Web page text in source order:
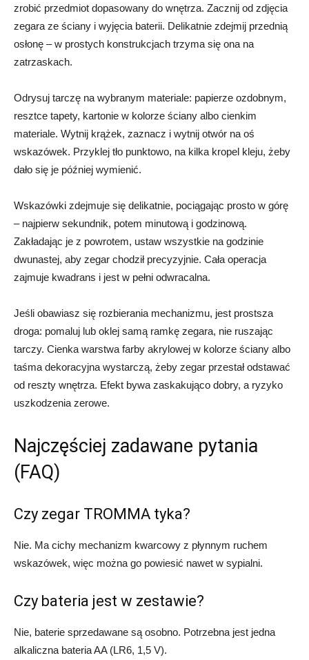
zrobić przedmiot dopasowany do wnętrza. Zacznij od zdjęcia
zegara ze ściany i wyjęcia baterii. Delikatnie zdejmij przednią
osłonę – w prostych konstrukcjach trzyma się ona na
zatrzaskach.
Odrysuj tarczę na wybranym materiale: papierze ozdobnym,
resztce tapety, kartonie w kolorze ściany albo cienkim
materiale. Wytnij krążek, zaznacz i wytnij otwór na oś
wskazówek. Przyklej tło punktowo, na kilka kropel kleju, żeby
dało się je później wymienić.
Wskazówki zdejmuje się delikatnie, pociągając prosto w górę
– najpierw sekundnik, potem minutową i godzinową.
Zakładając je z powrotem, ustaw wszystkie na godzinie
dwunastej, aby zegar chodził precyzyjnie. Cała operacja
zajmuje kwadrans i jest w pełni odwracalna.
Jeśli obawiasz się rozbierania mechanizmu, jest prostsza
droga: pomaluj lub oklej samą ramkę zegara, nie ruszając
tarczy. Cienka warstwa farby akrylowej w kolorze ściany albo
taśma dekoracyjna wystarczą, żeby zegar przestał odstawać
od reszty wnętrza. Efekt bywa zaskakująco dobry, a ryzyko
uszkodzenia zerowe.
Najczęściej zadawane pytania
(FAQ)
Czy zegar TROMMA tyka?
Nie. Ma cichy mechanizm kwarcowy z płynnym ruchem
wskazówek, więc można go powiesić nawet w sypialni.
Czy bateria jest w zestawie?
Nie, baterie sprzedawane są osobno. Potrzebna jest jedna
alkaliczna bateria AA (LR6, 1,5 V).